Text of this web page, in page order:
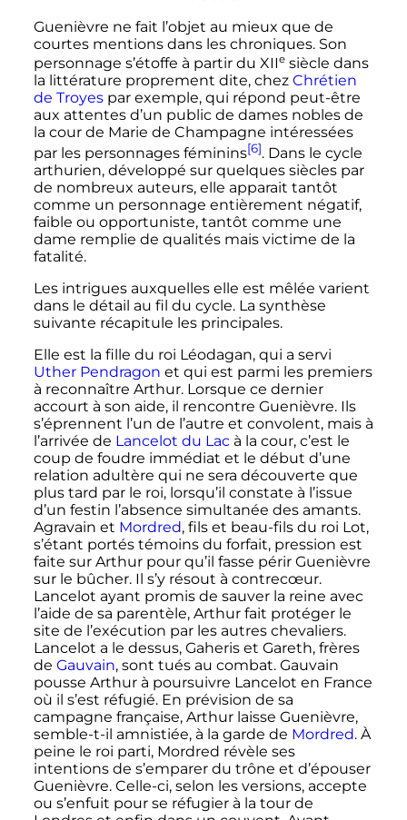
Guenièvre ne fait l’objet au mieux que de
courtes mentions dans les chroniques. Son
personnage s’étoffe à partir du XIIe siècle dans
la littérature proprement dite, chez Chrétien
de Troyespar exemple, qui répond peut-être
aux attentes d’un public de dames nobles de
la cour de Marie de Champagne intéressées
par les personnages féminins[6]. Dans le cycle
arthurien, développé sur quelques siècles par
de nombreux auteurs, elle apparait tantôt
comme un personnage entièrement négatif,
faible ou opportuniste, tantôt comme une
dame remplie de qualités mais victime de la
fatalité.
Les intrigues auxquelles elle est mêlée varient
dans le détail au fil du cycle. La synthèse
suivante récapitule les principales.
Elle est la fille du roi Léodagan, qui a servi
Uther Pendragon et qui est parmi les premiers
à reconnaître Arthur. Lorsque ce dernier
accourt à son aide, il rencontre Guenièvre. Ils
s’éprennent l’un de l’autre et convolent, mais à
l’arrivée de Lancelot du Lacà la cour, c’est le
coup de foudre immédiat et le début d’une
relation adultère qui ne sera découverte que
plus tard par le roi, lorsqu’il constate à l’issue
d’un festin l’absence simultanée des amants.
Agravain et Mordred, fils et beau-fils du roi Lot,
s’étant portés témoins du forfait, pression est
faite sur Arthur pour qu’il fasse périr Guenièvre
sur le bûcher. Il s’y résout à contrecœur.
Lancelot ayant promis de sauver la reine avec
l’aide de sa parentèle, Arthur fait protéger le
site de l’exécution par les autres chevaliers.
Lancelot a le dessus, Gaheris et Gareth, frères
de Gauvain, sont tués au combat. Gauvain
pousse Arthur à poursuivre Lancelot en France
où il s’est réfugié. En prévision de sa
campagne française, Arthur laisse Guenièvre,
semble-t-il amnistiée, à la garde de Mordred. À
peine le roi parti, Mordred révèle ses
intentions de s’emparer du trône et d’épouser
Guenièvre. Celle-ci, selon les versions, accepte
ou s’enfuit pour se réfugier à la tour de